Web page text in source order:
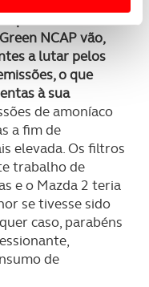
para lhe proporcionar
como para
website.
relativa à sua
e de análise, com
países terceiros.
internacionais de
com o seu
estritamente
a prestar.
NCAP vão,
a lutar pelos
o que
à sua
de amoníaco
a fim de
elevada. Os filtros
trabalho de
e o Mazda 2 teria
se tivesse sido
caso, parabéns
de